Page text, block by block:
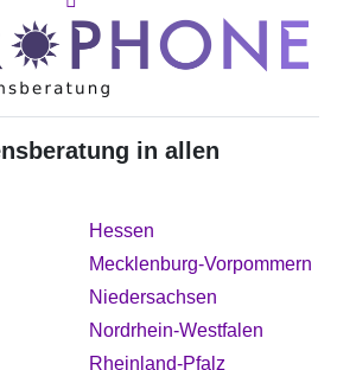
in allen
Hessen
Mecklenburg-Vorpommern
Niedersachsen
Nordrhein-Westfalen
Rheinland-Pfalz